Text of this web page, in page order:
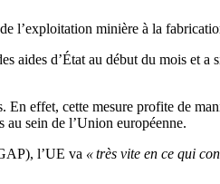
l’exploitation minière à la
aides d’État au début du mois et a
En effet, cette mesure profite de
au sein de l’Union européenne.
l’UE va « très vite en ce qui